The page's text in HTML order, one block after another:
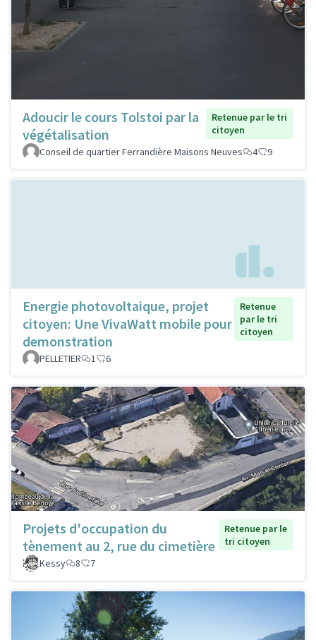
Adoucir le cours Tolstoi par la
végétalisation
Retenue par le tri
citoyen
Conseil de quartier Ferrandière Maisons Neuves
4 9
Energie photovoltaique, projet
citoyen: Une VivaWatt mobile pour
demonstration
Retenue
par le tri
citoyen
PELLETIER 1 6
Projets d'occupation du
tènement au 2, rue du cimetière
Retenue par le
tri citoyen
Kessy
8 7